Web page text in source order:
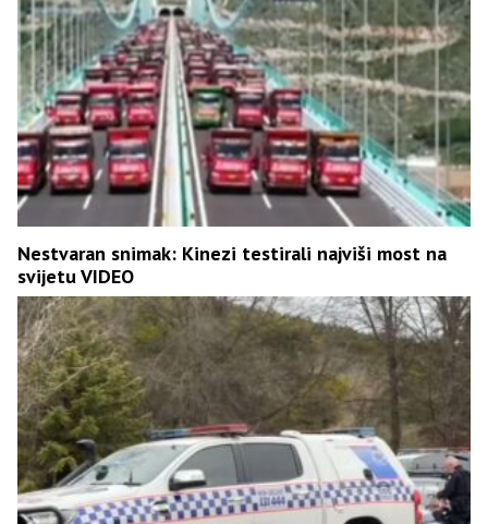
Nestvaran snimak: Kinezi testirali najviši most na
svijetu VIDEO